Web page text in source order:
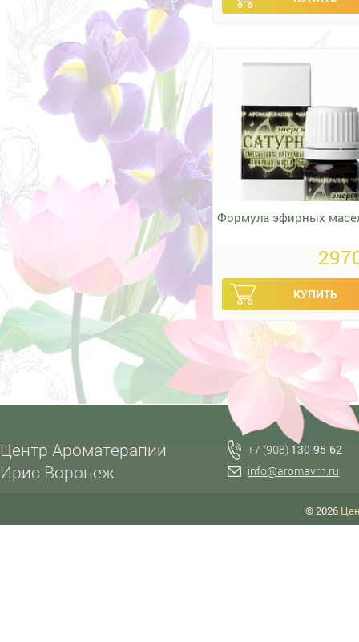
Формула эфирных
Центр Ароматерапии
Ирис Воронеж
+7 (908) 130-95-62
info@aromavrn.ru
© 2026